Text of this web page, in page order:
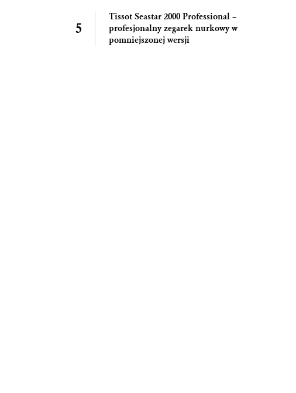
Tissot Seastar 2000 Professional –
profesjonalny zegarek nurkowy w
pomniejszonej wersji